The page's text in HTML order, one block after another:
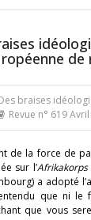
de
braises
Revue n° 619
de la force de
sur l’Afrikakorps
a
que ni le
que vous